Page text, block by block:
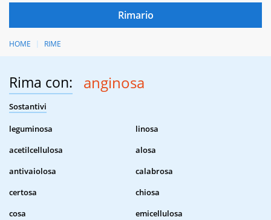
HOME RIME
Rima con: anginosa
Sostantivi
leguminosa
linosa
acetilcellulosa
alosa
antivaiolosa
calabrosa
certosa
chiosa
cosa
emicellulosa